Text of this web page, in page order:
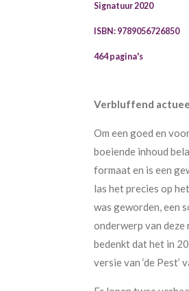
Signatuur 2020
ISBN: 9789056726850
464 pagina's
Verbluffend
Om een goed en
boeiende inhoud
formaat en is een
las het precies op
was geworden, een
onderwerp van deze
bedenkt dat het in
versie van ‘de Pest’